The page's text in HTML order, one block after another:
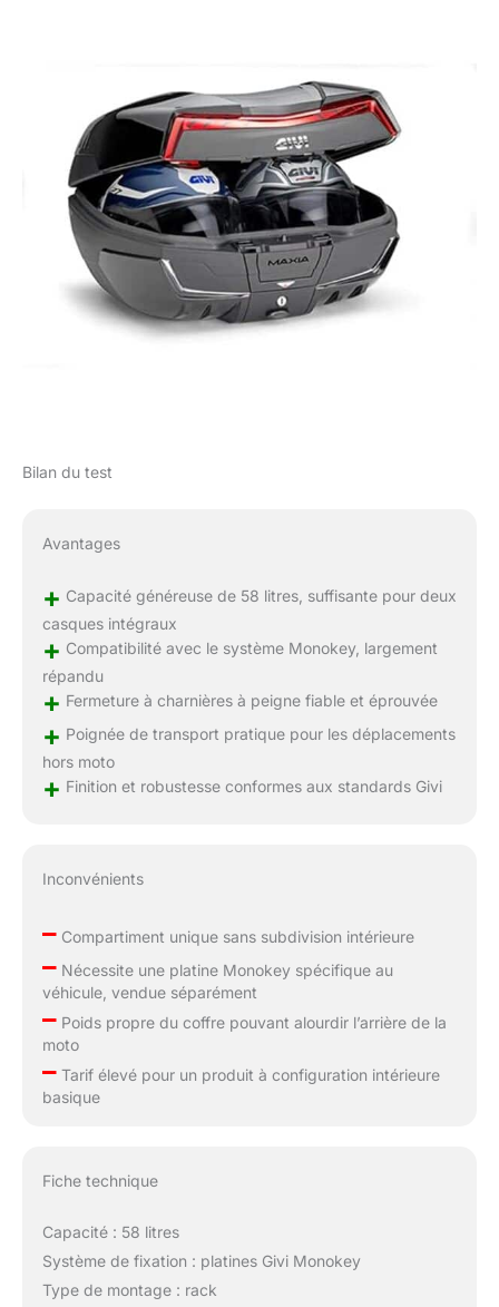
Bilan du test
Avantages
+ Capacité généreuse de 58 litres, suffisante pour deux
casques intégraux
+ Compatibilité avec le système Monokey, largement
répandu
+ Fermeture à charnières à peigne fiable et éprouvée
+ Poignée de transport pratique pour les déplacements
hors moto
+ Finition et robustesse conformes aux standards Givi
Inconvénients
–Compartiment unique sans subdivision intérieure
–Nécessite une platine Monokey spécifique au
véhicule, vendue séparément
–Poids propre du coffre pouvant alourdir l’arrière de la
moto
–Tarif élevé pour un produit à configuration intérieure
basique
Fiche technique
Capacité : 58 litres
Système de fixation : platines Givi Monokey
Type de montage : rack